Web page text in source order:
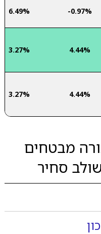
-0.97%
6.49%
4.44%
3.27%
4.44%
3.27%
מבטחים
סחיר